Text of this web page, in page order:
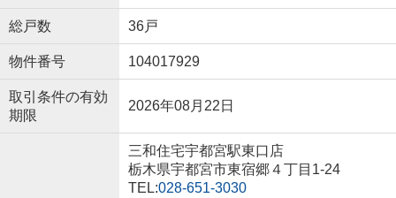
総戸数 36戸
物件番号 104017929
取引条件の有効
期限
2026年08月22日
三和住宅宇都宮駅東口店
栃木県宇都宮市東宿郷４丁目1-24
TEL:028-651-3030